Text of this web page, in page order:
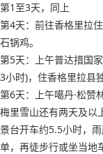
第1至3天，同上
第4天：前往香格里拉
石锅鸡。
第5天：上午普达措国
3小时)，住香格里拉县
第6天：上午噶丹·松赞
梅里雪山还有两天及
景台开车约5.5小时，
单，再徒步行或坐当地